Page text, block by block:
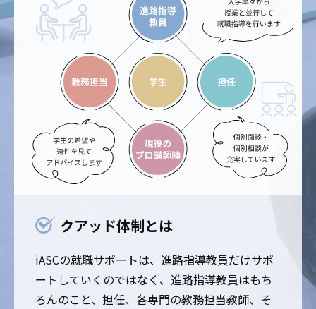
クアッド体制とは
iASCの就職サポートは、進路指導教員だけサポ
ートしていくのではなく、進路指導教員はもち
ろんのこと、担任、各専門の教務担当教師、そ